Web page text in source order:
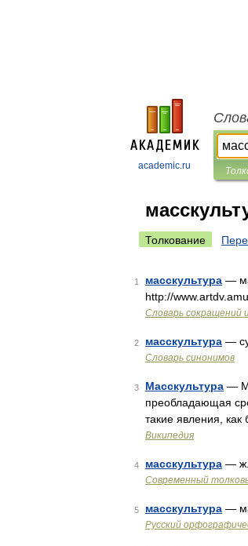
academic.ru
Толкование
1 масскультура —
http://
Словарь сокращений
2 масскультура —
Словарь синонимов
3 Масскультура —
преобладающая
такие явления, как
Википедия
4 масскультура —
Современный
5 масскультура —
Русский